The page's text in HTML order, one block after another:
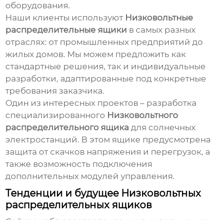
оборудования.
Наши клиенты используют Низковольтные
распределительные ящики в самых разных
отраслях: от промышленных предприятий до
жилых домов. Мы можем предложить как
стандартные решения, так и индивидуальные
разработки, адаптированные под конкретные
требования заказчика.
Один из интересных проектов – разработка
специализированного Низковольтного
распределительного ящика для солнечных
электростанций. В этом ящике предусмотрена
защита от скачков напряжения и перегрузок, а
также возможность подключения
дополнительных модулей управления.
Тенденции и будущее Низковольтных
распределительных ящиков